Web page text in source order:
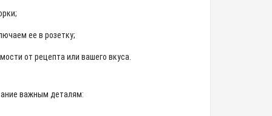
ее в розетку;
от рецепта или вашего вкуса.
важным деталям: